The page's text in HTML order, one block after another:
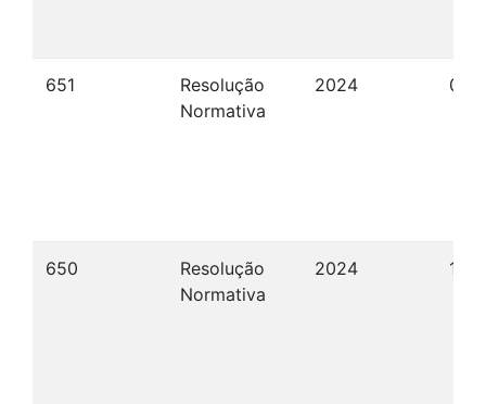
651
Resolução
Normativa
2024 01/
650
Resolução
Normativa
2024 13/